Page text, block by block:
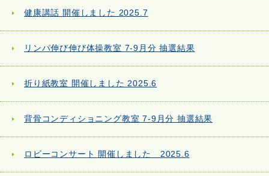
健康講話 開催しました 2025.7
リンパ伸び伸び体操教室 7-9月分 抽選結果
折り紙教室 開催しました 2025.6
背骨コンディショニング教室 7-9月分 抽選結果
ロビーコンサート 開催しました 2025.6